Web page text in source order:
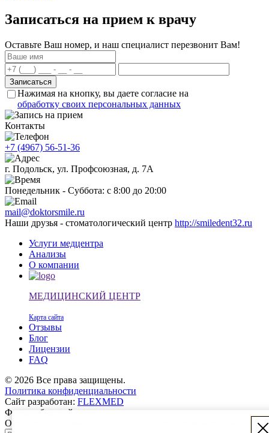
Записаться на прием к врачу
Оставьте Ваш номер, и наш специалист перезвонит Вам!
Нажимая на кнопку, вы даете согласие на
обработку своих персональных данных
Контакты
+7 (4967) 56-51-36
г. Подольск, ул. Профсоюзная, д. 7А
Понедельник - Суббота: с 8:00 до 20:00
mail@doktorsmile.ru
Наши друзья - стоматологический центр http://smiledent32.ru
Услуги медцентра
Анализы
О компании
МЕДИЦИНСКИЙ ЦЕНТР
Карта сайта
Отзывы
Блог
Лицензии
FAQ
© 2026 Все права защищены.
Политика конфиденциальности
Сайт разработан: FLEXMED
Форма обратной связи
Оставьте Ваш номер, и наш специалист перезвонит Вам!